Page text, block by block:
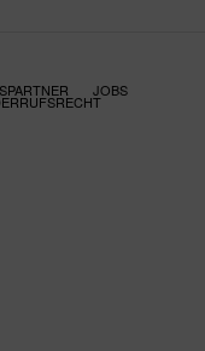
JOBS